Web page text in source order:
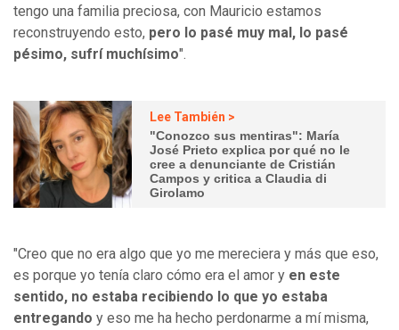
tengo una familia preciosa, con Mauricio estamos
reconstruyendo esto, pero lo pasé muy mal, lo pasé
pésimo, sufrí muchísimo".
Lee También >
"Conozco sus mentiras": María
José Prieto explica por qué no le
cree a denunciante de Cristián
Campos y critica a Claudia di
Girolamo
"Creo que no era algo que yo me mereciera y más que eso,
es porque yo tenía claro cómo era el amor y en este
sentido, no estaba recibiendo lo que yo estaba
entregando y eso me ha hecho perdonarme a mí misma,